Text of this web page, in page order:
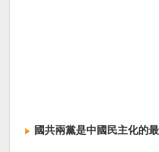
國共兩黨是中國民主化的